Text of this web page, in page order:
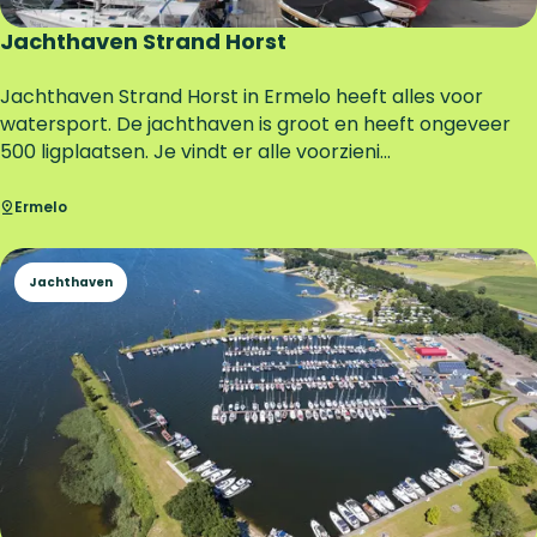
Jachthaven Strand Horst
J
a
c
t
a
Jachthaven Strand Horst in Ermelo heeft alles voor
watersport. De jachthaven is groot en heeft ongeveer
500 ligplaatsen. Je vindt er alle voorzieni...
Ermelo
Jachthaven